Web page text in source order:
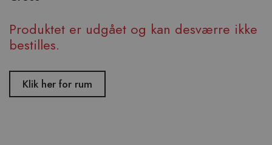
Produktet er udgået og kan desværre ikke
bestilles.
Klik her for rum
af